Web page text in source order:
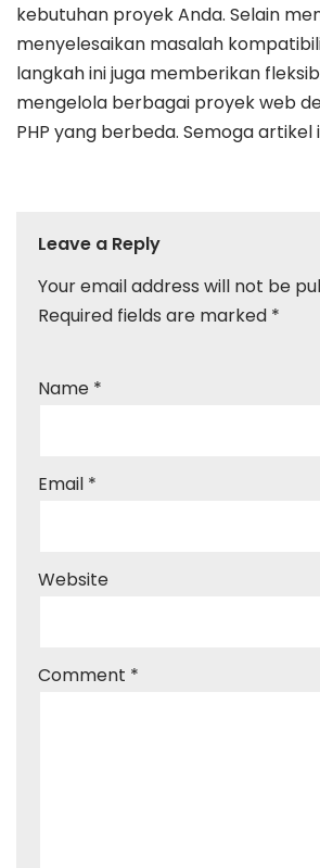
kebutuhan proyek Anda. Selain
menyelesaikan masalah
langkah ini juga memberikan
mengelola berbagai proyek web
PHP yang berbeda. Semoga
Leave a Reply
Your email address will not be
Required fields are marked *
Name *
Email *
Website
Comment *